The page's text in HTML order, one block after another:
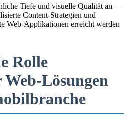
Tiefe und visuelle Qualität an —
Content-Strategien und
Web-Applikationen erreicht werden
Rolle
Web-Lösungen